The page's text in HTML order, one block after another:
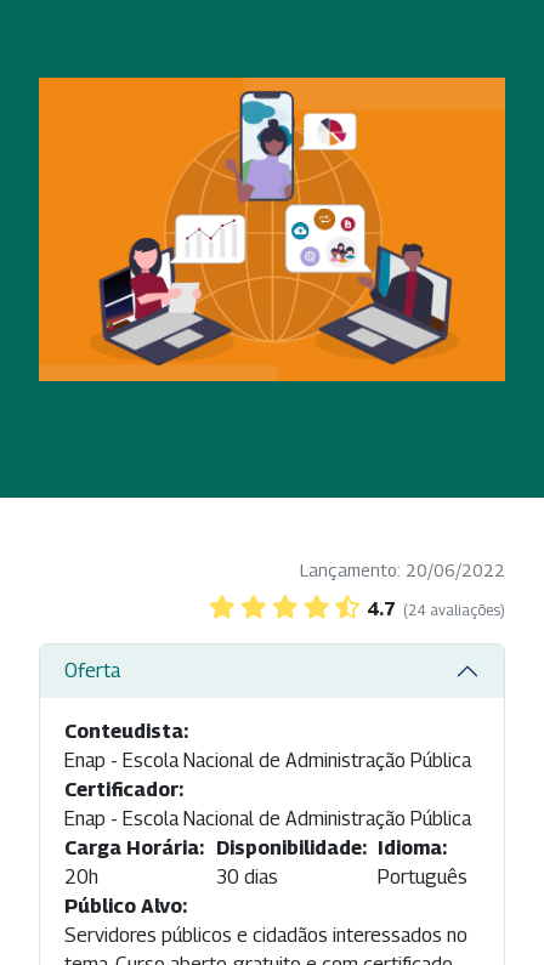
Lançamento: 20/06/2022
4.7 (24 avaliações)
Oferta
Conteudista:
Enap - Escola Nacional de Administração Pública
Certificador:
Enap - Escola Nacional de Administração Pública
Carga Horária:
20h
Disponibilidade:
30 dias
Idioma:
Português
Público Alvo:
Servidores públicos e cidadãos interessados no